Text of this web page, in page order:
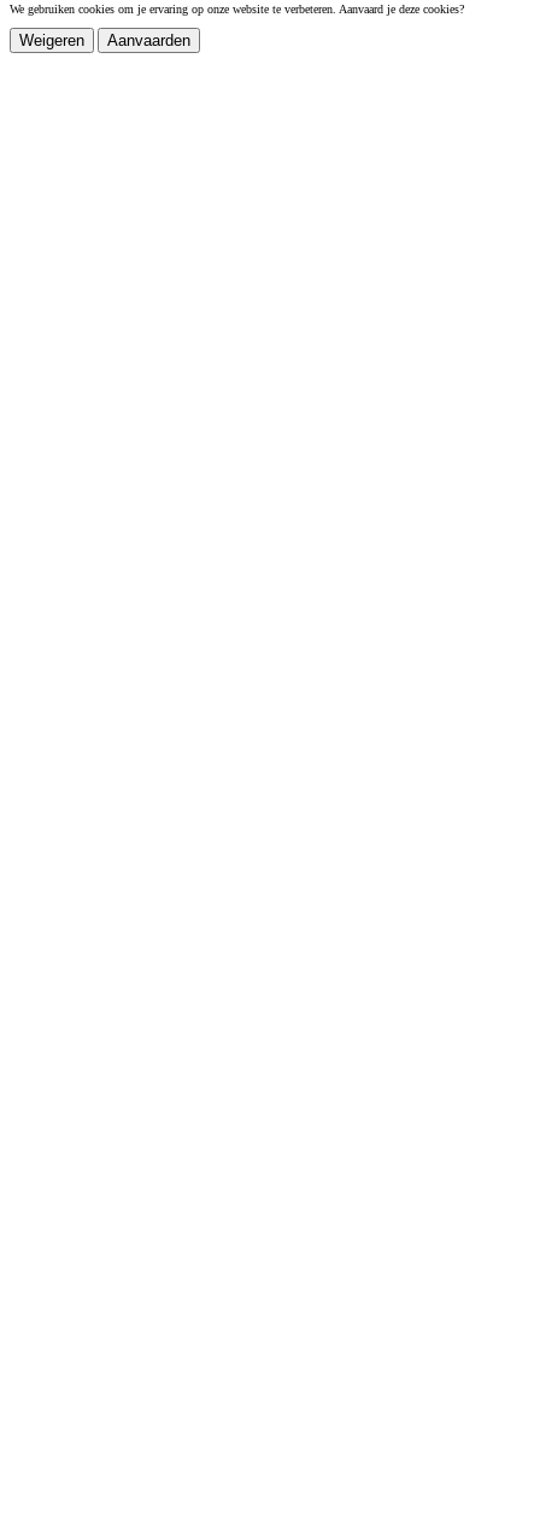
We gebruiken cookies om je ervaring op onze website te verbeteren. Aanvaard je deze cookies?
Weigeren Aanvaarden